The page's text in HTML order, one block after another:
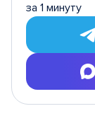
за 1 минуту